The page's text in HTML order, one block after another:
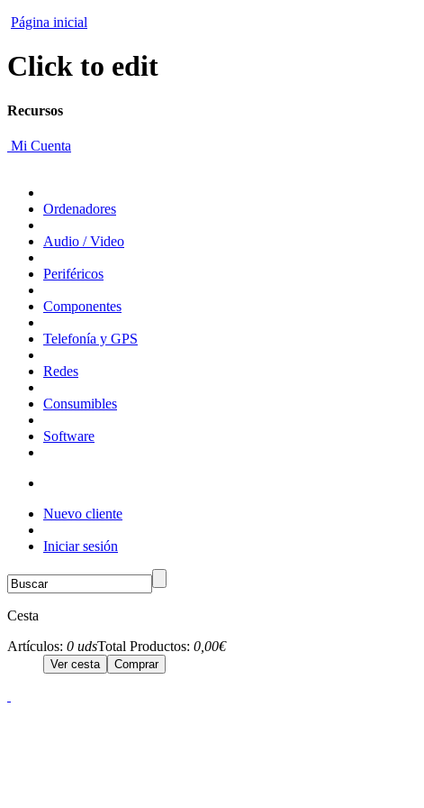
Página inicial
Click to edit
Recursos
Mi Cuenta
Ordenadores
Audio / Video
Periféricos
Componentes
Telefonía y GPS
Redes
Consumibles
Software
Nuevo cliente
Iniciar sesión
Cesta
Artículos: 0 udsTotal Productos: 0,00€